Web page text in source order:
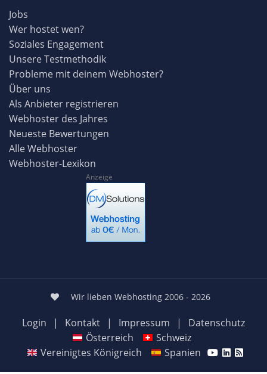
Jobs
Wer hostet wen?
Soziales Engagement
Unsere Testmethodik
Probleme mit deinem Webhoster?
Über uns
Als Anbieter registrieren
Webhoster des Jahres
Neueste Bewertungen
Alle Webhoster
Webhoster-Lexikon
Anzeige
Wir lieben Webhosting 2006 - 2026
Login | Kontakt | Impressum |
Datenschutz
Österreich
Schweiz
Vereinigtes Königreich
Spanien